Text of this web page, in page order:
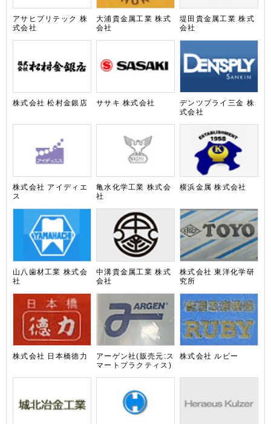
アサヒプリテック 株
式会社
大浦貴金属工業 株式
会社
堤田貴金属工業 株式
会社
株式会社 松村金銀店 ササキ 株式会社
デンツプライ三金 株
式会社
株式会社 アイディエ
ス
亀水化学工業 株式会
社
横浜金属 株式会社
山八歯材工業 株式会
社
中溝貴金属工業 株式
会社
株式会社 東洋化学研
究所
株式会社 日本橋徳力
アーゲン社(販売元:ス
マートプラクティス)
株式会社 ルビー